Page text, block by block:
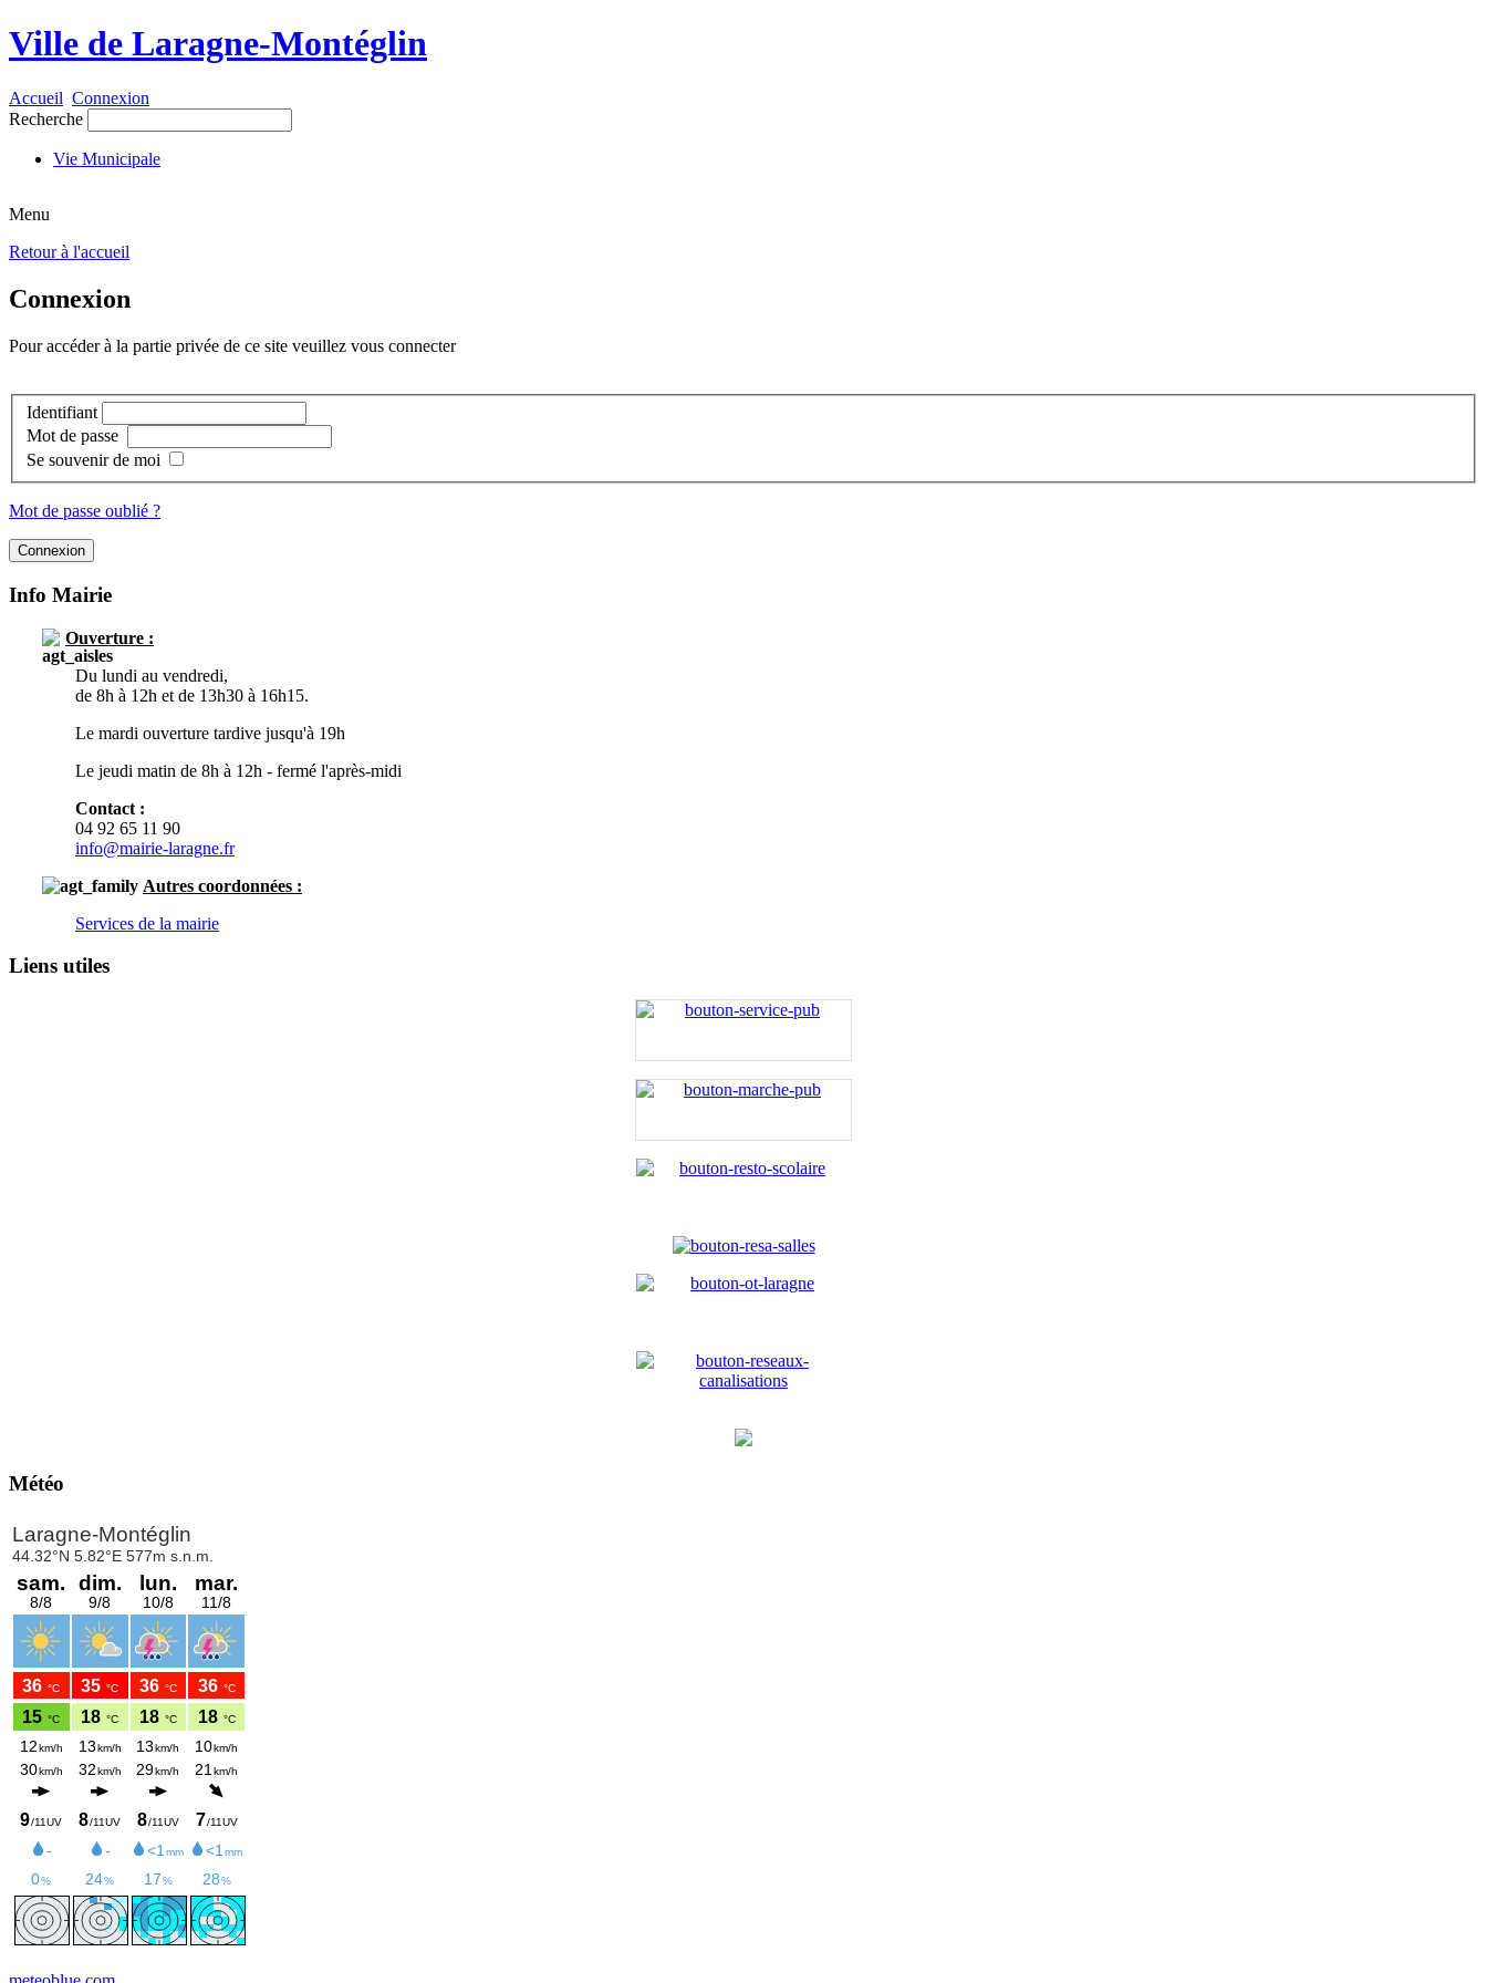
Ville de Laragne-Montéglin
Accueil Connexion
Recherche
Vie Municipale
Menu
Retour à l'accueil
Connexion
Pour accéder à la partie privée de ce site veuillez vous connecter
Identifiant
Mot de passe
Se souvenir de moi
Mot de passe oublié ?
Info Mairie
Ouverture :
Du lundi au vendredi,
de 8h à 12h et de 13h30 à 16h15.
Le mardi ouverture tardive jusqu'à 19h
Le jeudi matin de 8h à 12h - fermé l'après-midi
Contact :
04 92 65 11 90
info@mairie-laragne.fr
Autres coordonnées :
Services de la mairie
Liens utiles
Météo